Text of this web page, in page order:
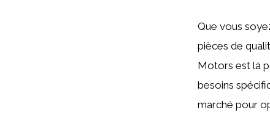
Que vous
pièces de
Motors est là
besoins
marché pour